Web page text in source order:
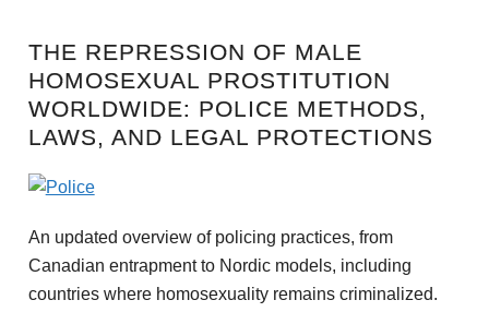
THE REPRESSION OF MALE
HOMOSEXUAL PROSTITUTION
WORLDWIDE: POLICE METHODS,
LAWS, AND LEGAL PROTECTIONS
An updated overview of policing practices, from
Canadian entrapment to Nordic models, including
countries where homosexuality remains criminalized.